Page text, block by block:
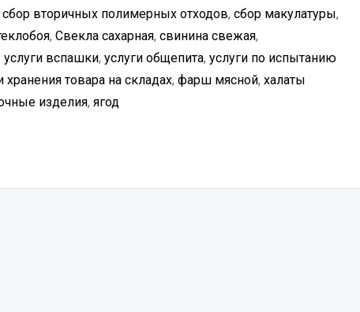
сбор вторичных полимерных отходов, сбор макулатуры,
, Свекла сахарная, свинина свежая,
услуги вспашки, услуги общепита, услуги по испытанию
хранения товара на складах, фарш мясной, халаты
изделия, ягод